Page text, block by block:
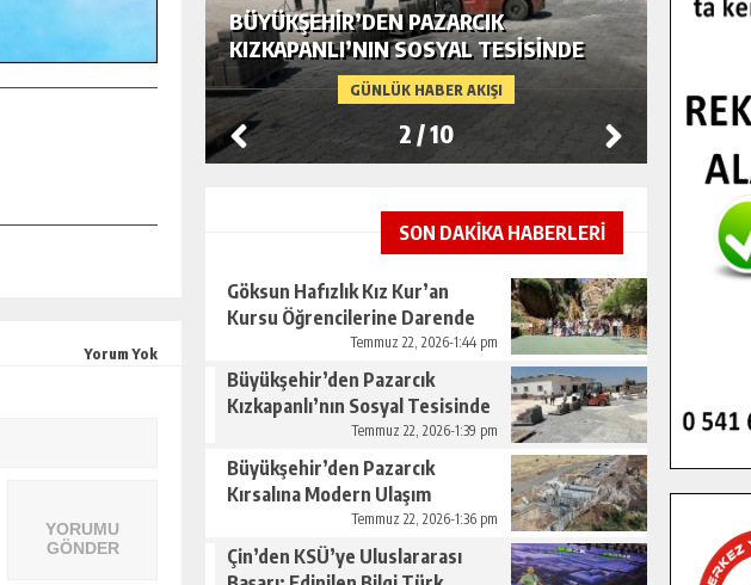
Yorum Yok
YORUMU
GÖNDER
AKIŞI
KURSU
GEZISI.
GÜNLÜK HABER AKIŞI
BÜYÜKŞEHIR’DEN PAZARCIK
KIZKAPANLI’NIN SOSYAL TESISINDE
ÇEVRE DÜZENLEMESI.
2 /10
SON DAKİKA HABERLERİ
Göksun Hafızlık Kız Kur’an
Kursu Öğrencilerine Darende
Temmuz 22, 2026-1:44 pm
Büyükşehir’den Pazarcık
Kızkapanlı’nın Sosyal Tesisinde
Çevre Düzenlemesi.Temmuz 22, 2026-1:39 pm
Büyükşehir’den Pazarcık
Kırsalına Modern Ulaşım
Temmuz 22, 2026-1:36 pm
Çin’den KSÜ’ye Uluslararası